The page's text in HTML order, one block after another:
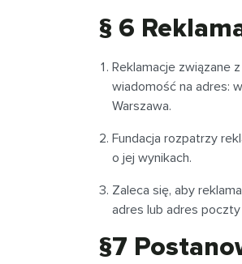
§ 6
Reklamacje związane
wiadomość na adres:
Warszawa.
Fundacja rozpatrzy
o jej wynikach.
Zaleca się, aby
adres lub adres
§7